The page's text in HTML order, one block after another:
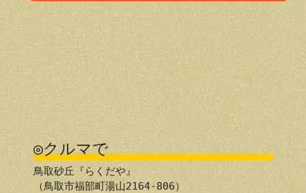
◎クルマで
鳥取砂丘『らくだや』
（鳥取市福部町湯山2164-806）